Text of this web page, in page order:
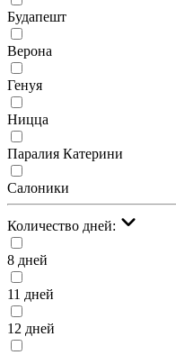
Будапешт
Верона
Генуя
Ницца
Паралия Катерини
Салоники
Количество дней:
8 дней
11 дней
12 дней